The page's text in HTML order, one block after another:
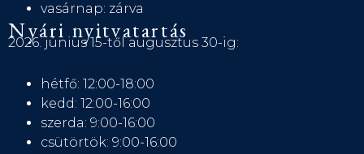
vasárnap: zárva
Nyári nyitvatartás
2026. június 15-től augusztus 30-ig:
hétfő: 12:00-18:00
kedd: 12:00-16:00
szerda: 9:00-16:00
csütörtök: 9:00-16:00